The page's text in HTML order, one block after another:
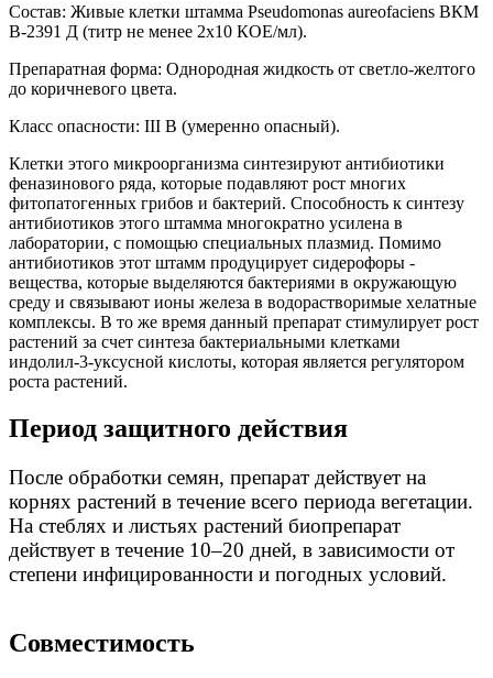
Состав: Живые клетки штамма Pseudomonas aureofaciens ВКМ
В-2391 Д (титр не менее 2х10 КОЕ/мл).
Препаратная форма: Однородная жидкость от светло-желтого
до коричневого цвета.
Класс опасности: III B (умеренно опасный).
Клетки этого микроорганизма синтезируют антибиотики
феназинового ряда, которые подавляют рост многих
фитопатогенных грибов и бактерий. Способность к синтезу
антибиотиков этого штамма многократно усилена в
лаборатории, с помощью специальных плазмид. Помимо
антибиотиков этот штамм продуцирует сидерофоры -
вещества, которые выделяются бактериями в окружающую
среду и связывают ионы железа в водорастворимые хелатные
комплексы. В то же время данный препарат стимулирует рост
растений за счет синтеза бактериальными клетками
индолил-3-уксусной кислоты, которая является регулятором
роста растений.
Период защитного действия
После обработки семян, препарат действует на
корнях растений в течение всего периода вегетации.
На стеблях и листьях растений биопрепарат
действует в течение 10–20 дней, в зависимости от
степени инфицированности и погодных условий.
Совместимость